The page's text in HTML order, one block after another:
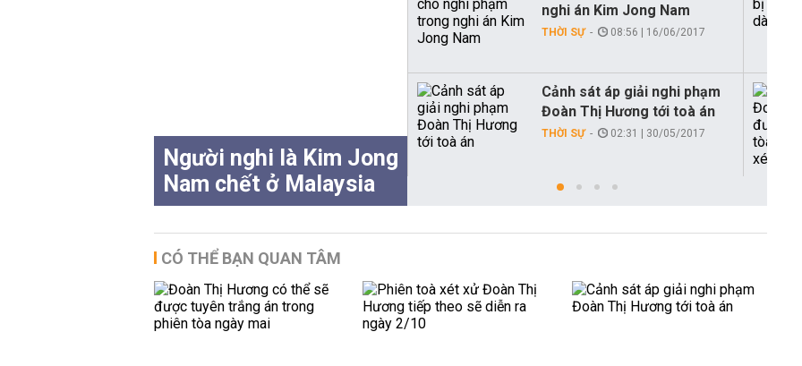
Người nghi là Kim Jong
Nam chết ở Malaysia
nghi án Kim Jong Nam
THỜI SỰ 08:56 | 16/06/2017
Cảnh sát áp giải nghi phạm
Đoàn Thị Hương tới toà án
THỜI SỰ 02:31 | 30/05/2017
CÓ THỂ BẠN QUAN TÂM